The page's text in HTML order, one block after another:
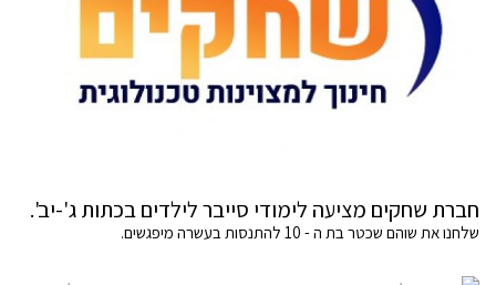
חברת שחקים מציעה לימודי סייבר לילדים בכתות ג'-יב'.
שלחנו את שוהם שכטר בת ה - 10 להתנסות בעשרה מיפגשים.